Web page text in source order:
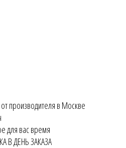
производителя в Москве
для вас время
В ДЕНЬ ЗАКАЗА